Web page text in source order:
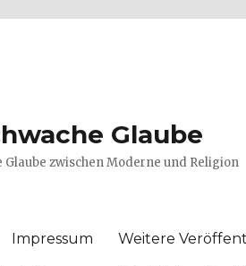
Glaube
Glaube zwischen Moderne und Religion
Impressum Weitere